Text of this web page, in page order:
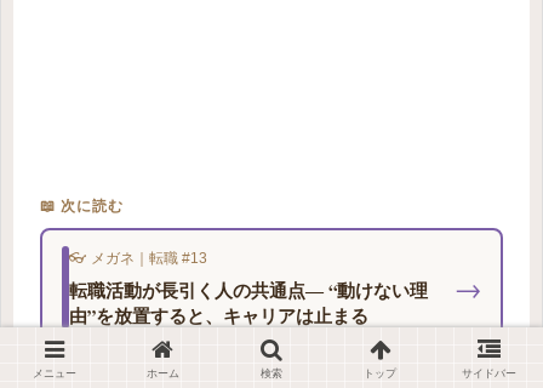
📖 次に読む
👓 メガネ｜転職 #13
転職活動が長引く人の共通点― “動けない理
由”を放置すると、キャリアは止まる
→
メニュー ホーム 検索 トップ サイドバー